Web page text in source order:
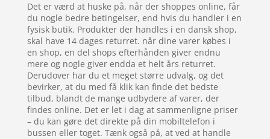
Det er værd at huske på, når der shoppes online, får
du nogle bedre betingelser, end hvis du handler i en
fysisk butik. Produkter der handles i en dansk shop,
skal have 14 dages returret. når dine varer købes i
en shop, en del shops efterhånden giver endnu
mere og nogle giver endda et helt års returret.
Derudover har du et meget større udvalg, og det
bevirker, at du med få klik kan finde det bedste
tilbud, blandt de mange udbydere af varer, der
findes online. Det er let i dag at sammenligne priser
– du kan gøre det direkte på din mobiltelefon i
bussen eller toget. Tænk også på, at ved at handle